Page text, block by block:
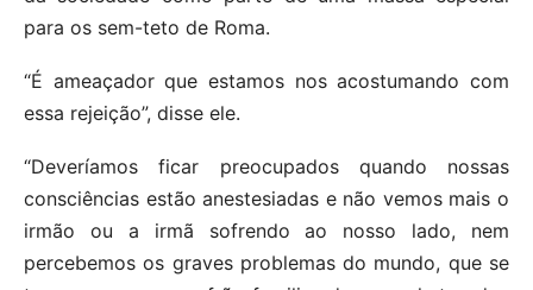
para os sem-teto de Roma.
“É ameaçador que estamos nos acostumando com
essa rejeição”, disse ele.
“Deveríamos ficar preocupados quando nossas
consciências estão anestesiadas e não vemos mais o
irmão ou a irmã sofrendo ao nosso lado, nem
percebemos os graves problemas do mundo, que se